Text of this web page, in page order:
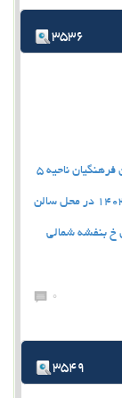
3536
جلسه مجمع عمومی فوق العاده نوبت دوم تعاونی مسکن فرهنگیان ناحیه 5
اصفهان راس ساعت 16 روز چهارشنبه مورخ 1403/10/05 در محل سالن
خ بنفشه شمالی
0
3549